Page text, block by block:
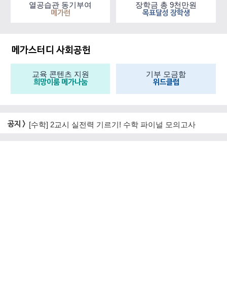
열공습관 동기부여
메가런
장학금 총 9천만원
목표달성 장학생
메가스터디 사회공헌
교육 콘텐츠 지원
희망이룸 메가나눔
기부 모금함
위드클럽
공지 > [수학] 2교시 실전력 기르기! 수학 파이널 모의고사